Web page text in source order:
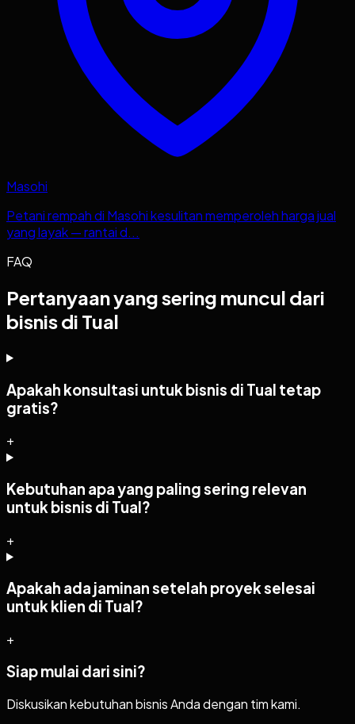
Masohi
Petani rempah di Masohi kesulitan memperoleh harga jual
yang layak — rantai d...
FAQ
Pertanyaan yang sering muncul dari
bisnis di Tual
Apakah konsultasi untuk bisnis di Tual tetap
gratis?
+
Kebutuhan apa yang paling sering relevan
untuk bisnis di Tual?
+
Apakah ada jaminan setelah proyek selesai
untuk klien di Tual?
+
Siap mulai dari sini?
Diskusikan kebutuhan bisnis Anda dengan tim kami.